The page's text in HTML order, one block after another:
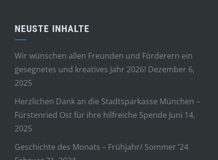
NEUSTE INHALTE
Wir wünschen allen Freunden und Förderern ein
gesegnetes und kreatives Jahr 2026! Dezember 6,
2025
Herzlichen Dank an die Stadtsparkasse München –
Fürstenried Ost für ihre hilfreiche Spende Juni 14,
2025
Geschichte des Monats – Frühjahr/ Sommer ’24